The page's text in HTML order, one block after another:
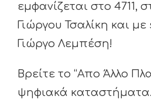
εμφανίζεται στο 4711,
Γιώργου Τσαλίκη και
Γιώργο Λεμπέση!
Βρείτε το “Απο Άλλο
ψηφιακά καταστήματα.